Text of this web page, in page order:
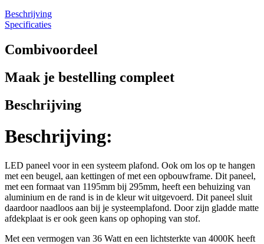
Beschrijving
Specificaties
Combivoordeel
Maak je bestelling compleet
Beschrijving
Beschrijving:
LED paneel voor in een systeem plafond. Ook om los op te hangen
met een beugel, aan kettingen of met een opbouwframe. Dit paneel,
met een formaat van 1195mm bij 295mm, heeft een behuizing van
aluminium en de rand is in de kleur wit uitgevoerd. Dit paneel sluit
daardoor naadloos aan bij je systeemplafond. Door zijn gladde matte
afdekplaat is er ook geen kans op ophoping van stof.
Met een vermogen van 36 Watt en een lichtsterkte van 4000K heeft